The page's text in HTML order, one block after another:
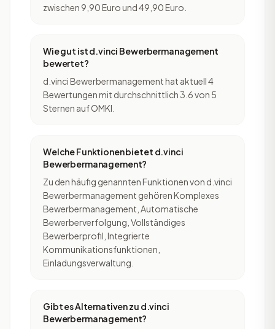
zwischen 9,90 Euro und 49,90 Euro.
Wie gut ist d.vinci Bewerbermanagement
bewertet?
d.vinci Bewerbermanagement hat aktuell 4
Bewertungen mit durchschnittlich 3.6 von 5
Sternen auf OMKI.
Welche Funktionen bietet d.vinci
Bewerbermanagement?
Zu den häufig genannten Funktionen von d.vinci
Bewerbermanagement gehören Komplexes
Bewerbermanagement, Automatische
Bewerberverfolgung, Vollständiges
Bewerberprofil, Integrierte
Kommunikationsfunktionen,
Einladungsverwaltung.
Gibt es Alternativen zu d.vinci
Bewerbermanagement?